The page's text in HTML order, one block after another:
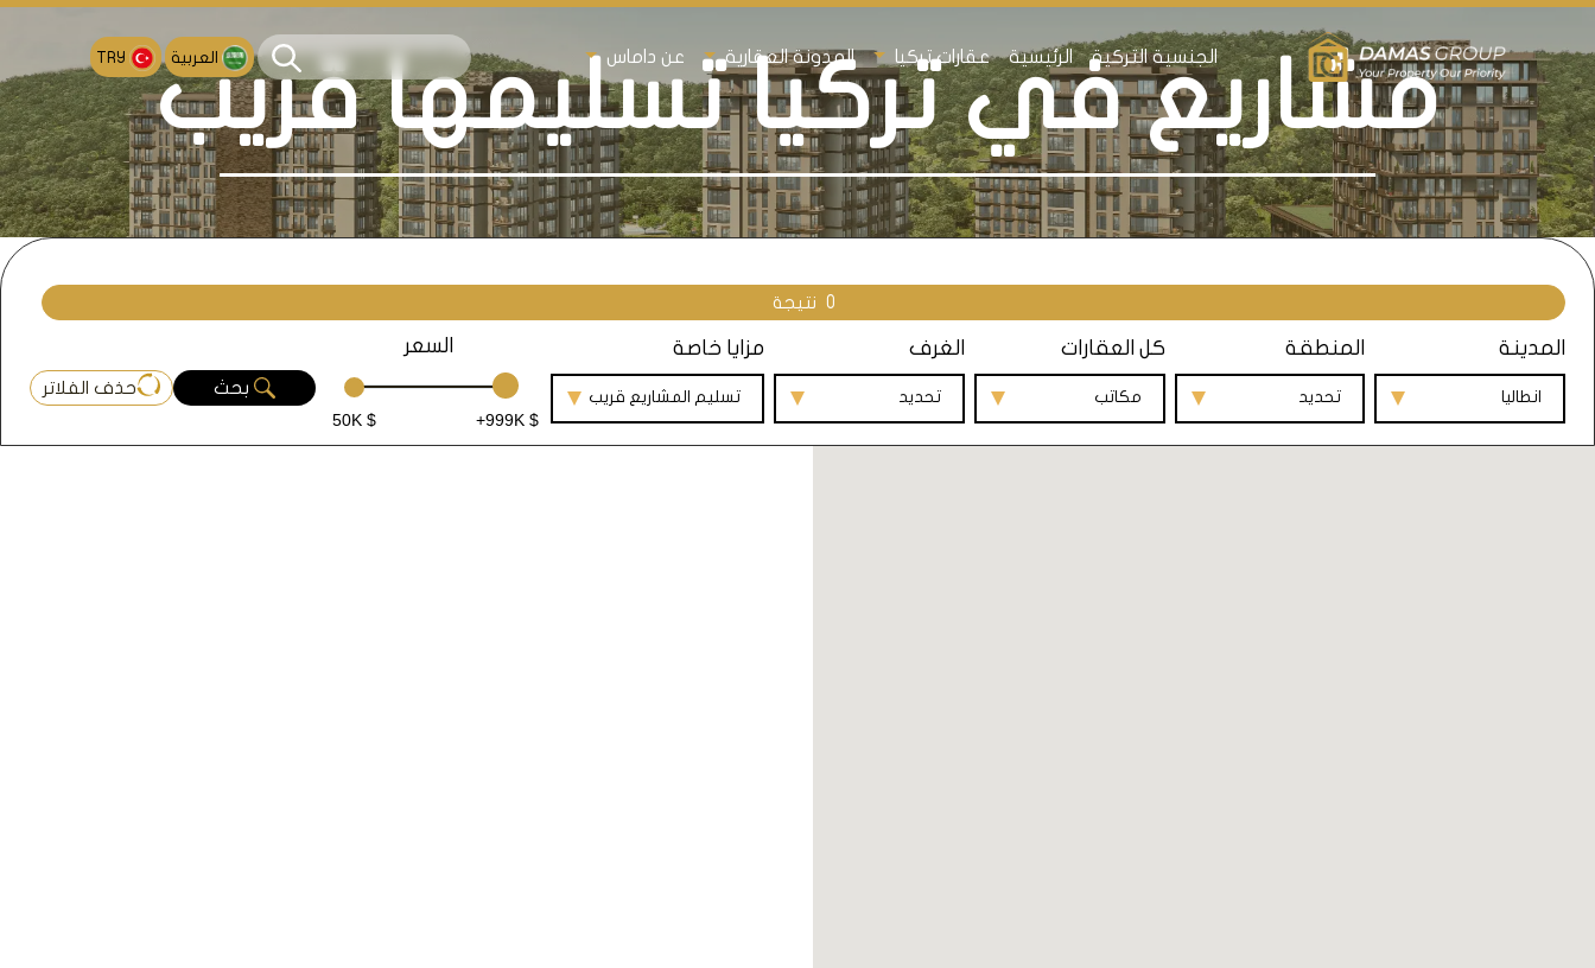
الجنسية التركية الرئيسية عقارات تركيا المدونة العقارية عن داماس العربية TRY مشاريع في تركيا تسليمها قريب
0 نتيجة
المدينة
انطاليا
المنطقة
تحديد
كل العقارات
مكاتب
الغرف
تحديد
مزايا خاصة
تسليم المشاريع قريب
السعر
50K $ +999K $
بحث حذف الفلاتر